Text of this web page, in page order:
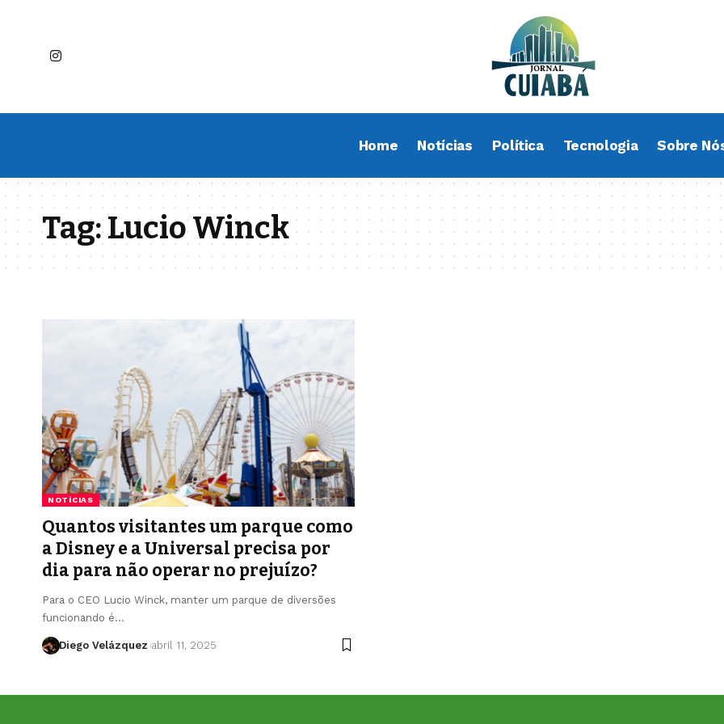
Home Notícias Política Tecnologia Sobre
Tag:Lucio Winck
NOTÍCIAS
Quantos visitantes um parque como
a Disney e a Universal precisa por
dia para não operar no prejuízo?
Para o CEO Lucio Winck, manter um parque de diversões
funcionando é…
Diego Velázquez abril 11, 2025